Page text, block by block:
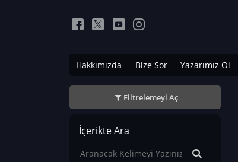
Hakkımızda Bize Sor Yazarımız Ol
Filtrelemeyi Aç
İçerikte Ara